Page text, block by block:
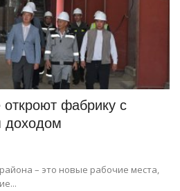
фабрику с
доходом
– это новые рабочие места,